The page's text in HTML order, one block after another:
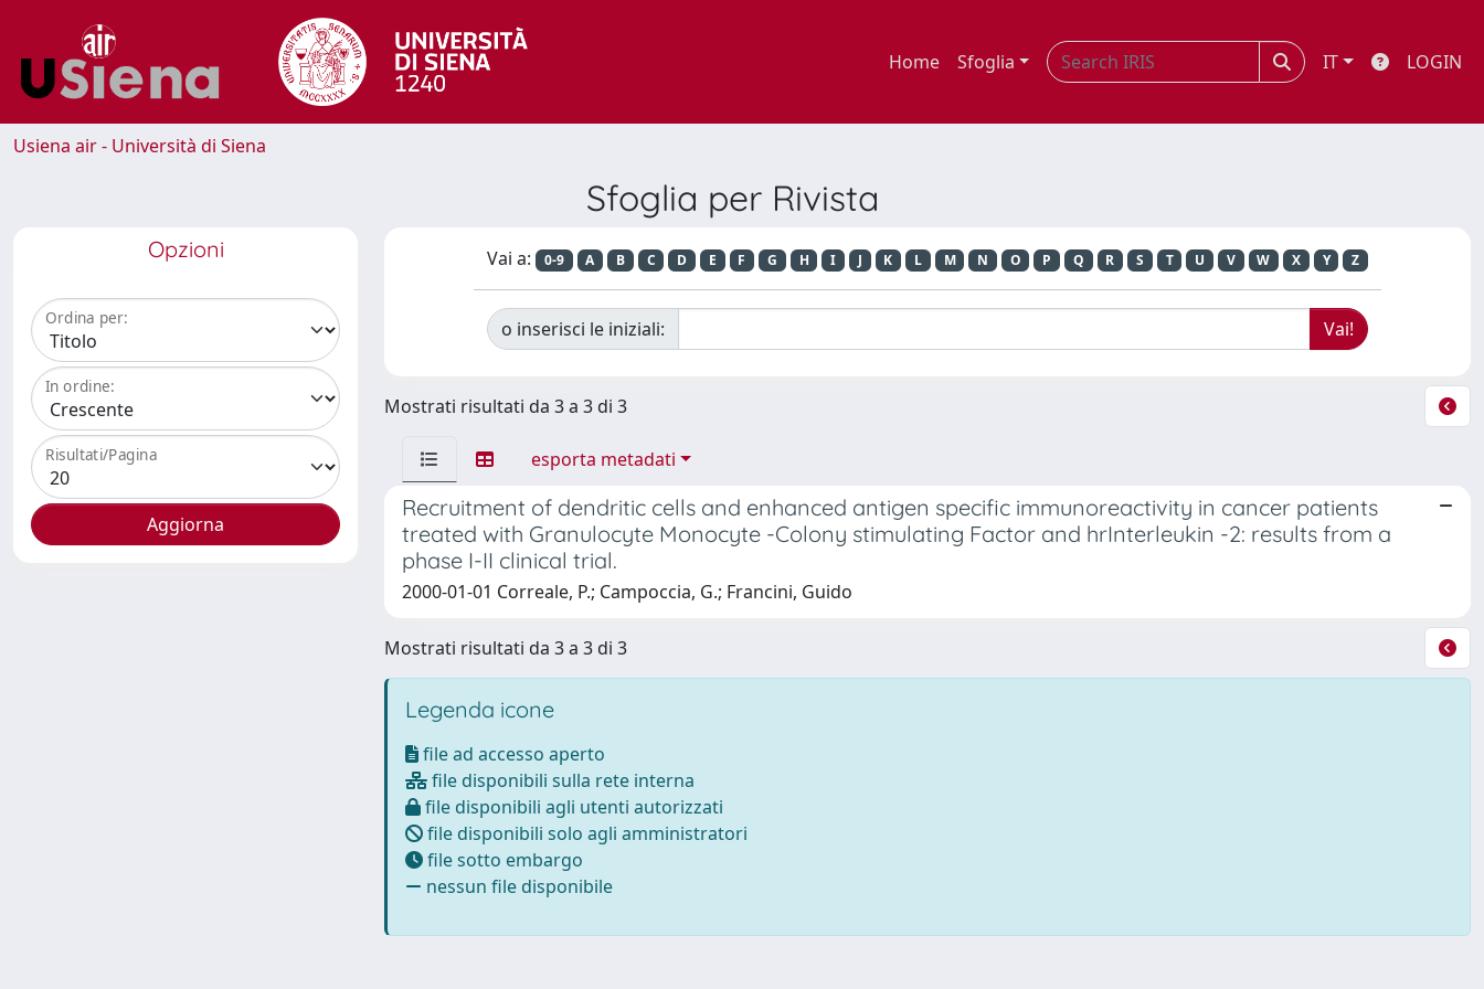
Home Sfoglia IT LOGIN
Usiena air - Università di Siena
Sfoglia per Rivista
Opzioni
Ordina per:
In ordine:
Risultati/Pagina
Vai a: 0-9 A B C D E F G H I J K L M N O P Q R S T U V W X Y Z
o inserisci le iniziali:
Mostrati risultati da 3 a 3 di 3
esporta metadati
Recruitment of dendritic cells and enhanced antigen specific immunoreactivity in cancer patients
treated with Granulocyte Monocyte -Colony stimulating Factor and hrInterleukin -2: results from a
phase I-II clinical trial.
2000-01-01 Correale, P.; Campoccia, G.; Francini, Guido
Mostrati risultati da 3 a 3 di 3
Legenda icone
file ad accesso aperto
file disponibili sulla rete interna
file disponibili agli utenti autorizzati
file disponibili solo agli amministratori
file sotto embargo
nessun file disponibile